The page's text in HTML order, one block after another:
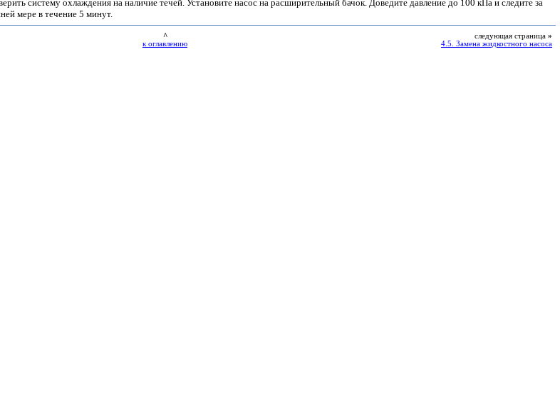
систему охлаждения на наличие течей. Установите насос на расширительный бачок. Доведите давление до 100 кПа и следите за
мере в течение 5 минут.
^
к оглавлению
следующая страница »
4.5. Замена жидкостного насоса